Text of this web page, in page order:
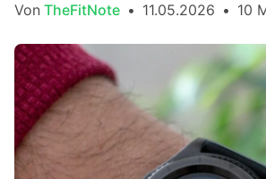
Von TheFitNote • 11.05.2026 • 10